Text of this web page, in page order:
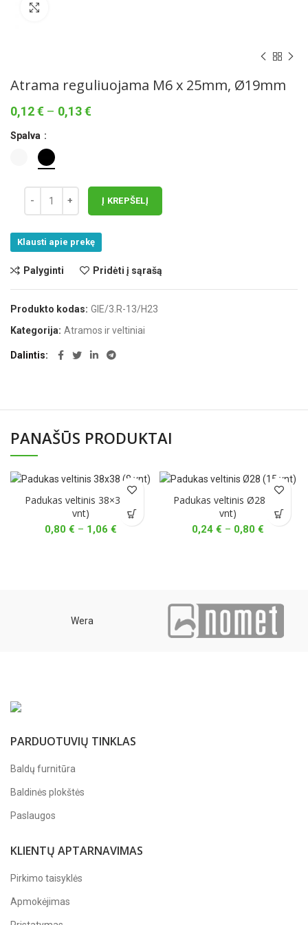
Atrama reguliuojama M6 x 25mm, Ø19mm
0,12€ – 0,13€Price
Spalva
Į KREPŠELĮ
Klausti apie prekę
Palyginti Pridėti į sąrašą
Produkto kodas: GIE/3.R-13/H23
Kategorija: Atramos ir veltiniai
Dalintis
PANAŠŪS PRODUKTAI
Padukas veltinis 38×38 (8
vnt)
0,80 € – 1,06 €Price
Padukas veltinis Ø28 (15
vnt)
0,24 € – 0,80 €Price
Wera
PARDUOTUVIŲ TINKLAS
Baldų furnitūra
Baldinės plokštės
Paslaugos
KLIENTŲ APTARNAVIMAS
Pirkimo taisyklės
Apmokėjimas